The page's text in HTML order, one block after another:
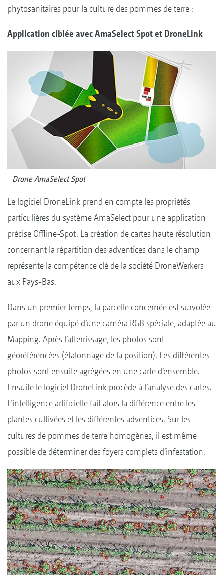
phytosanitaires pour la culture des pommes de terre :
Application ciblée avec AmaSelect Spot et DroneLink
Drone AmaSelect Spot
Le logiciel DroneLink prend en compte les propriétés
particulières du système AmaSelect pour une application
précise Offline-Spot. La création de cartes haute résolution
concernant la répartition des adventices dans le champ
représente la compétence clé de la société DroneWerkers
aux Pays-Bas.
Dans un premier temps, la parcelle concernée est survolée
par un drone équipé d’une caméra RGB spéciale, adaptée au
Mapping. Après l’atterrissage, les photos sont
géoréférencées (étalonnage de la position). Les différentes
photos sont ensuite agrégées en une carte d’ensemble.
Ensuite le logiciel DroneLink procède à l’analyse des cartes.
L’intelligence artificielle fait alors la différence entre les
plantes cultivées et les différentes adventices. Sur les
cultures de pommes de terre homogènes, il est même
possible de déterminer des foyers complets d’infestation.